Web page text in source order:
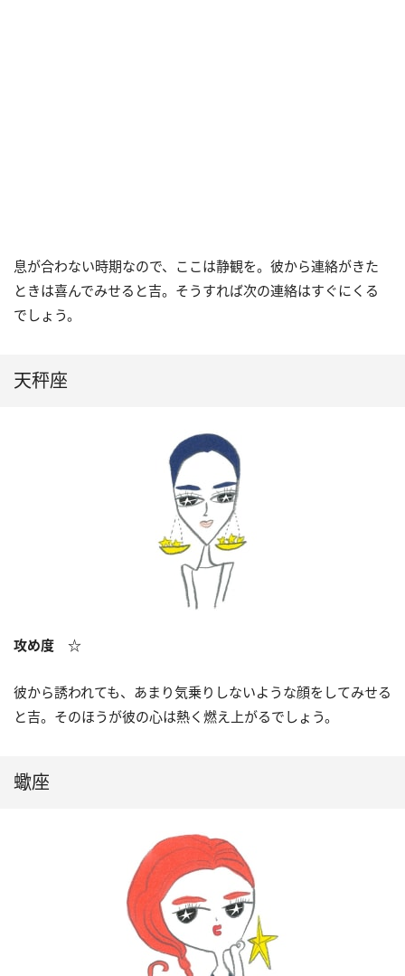
息が合わない時期なので、ここは静観を。彼から連絡がきた
ときは喜んでみせると吉。そうすれば次の連絡はすぐにくる
でしょう。
天秤座
攻め度 ☆
彼から誘われても、あまり気乗りしないような顔をしてみせる
と吉。そのほうが彼の心は熱く燃え上がるでしょう。
蠍座